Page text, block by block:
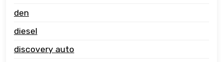
den
diesel
discovery auto